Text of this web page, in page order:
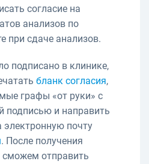
согласие на
анализов по
при сдаче анализов.
подписано в клинике,
бланк согласия,
графы «от руки» с
подписью и направить
электронную почту
. После получения
отправить